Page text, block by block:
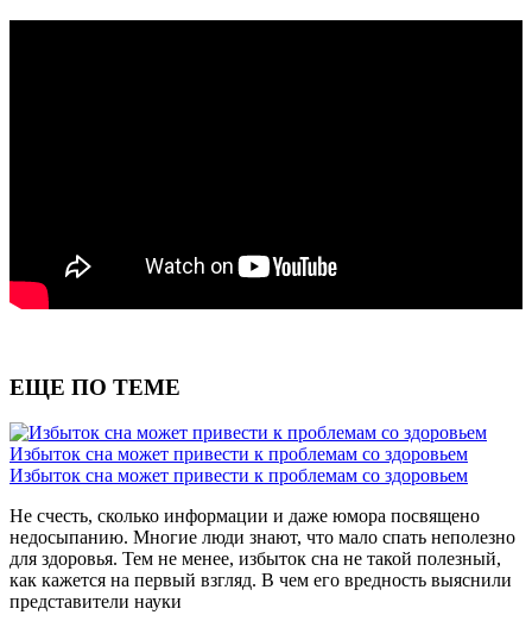
ЕЩЕ ПО ТЕМЕ
Избыток сна может привести к проблемам со здоровьем
Избыток сна может привести к проблемам со здоровьем
Не счесть, сколько информации и даже юмора посвящено
недосыпанию. Многие люди знают, что мало спать неполезно
для здоровья. Тем не менее, избыток сна не такой полезный,
как кажется на первый взгляд. В чем его вредность выяснили
представители науки